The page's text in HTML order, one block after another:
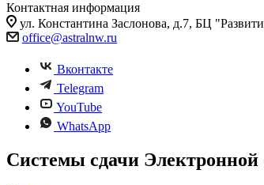
Контактная информация
ул. Константина Заслонова, д.7, БЦ
office@astralnw.ru
Вконтакте
Telegram
YouTube
WhatsApp
Системы сдачи Электронной